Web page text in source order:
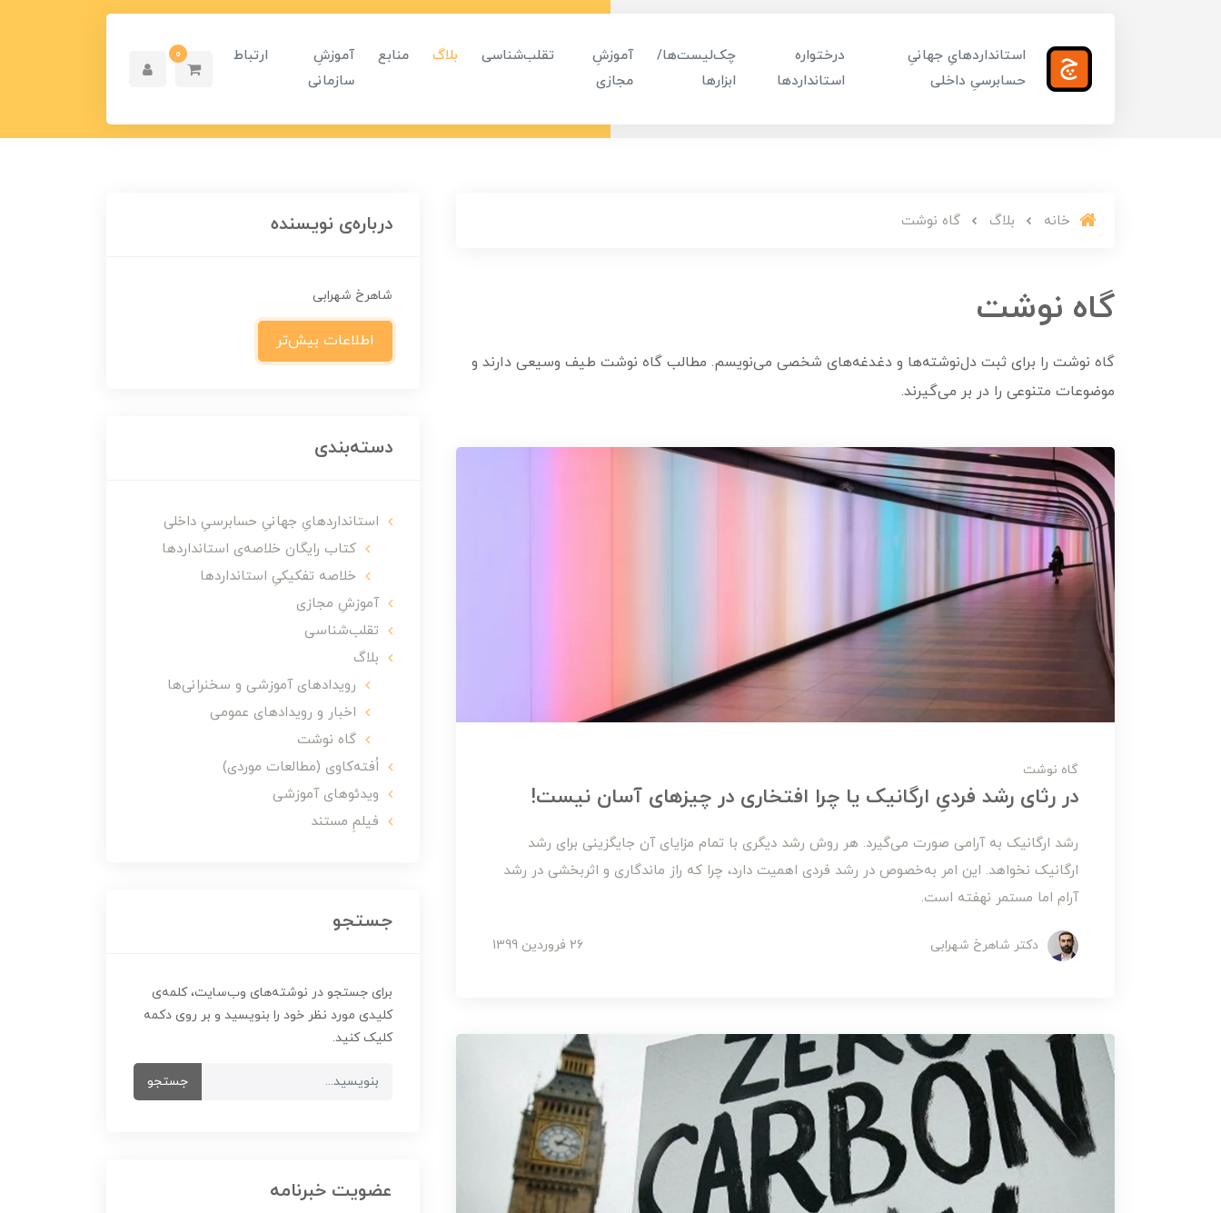
استانداردهایِ جهانیِ
حسابرسیِ داخلی
درختواره
استانداردها
چک‌لیست‌ها/
ابزارها
آموزشِ
مجازی
تقلب‌شناسی بلاگ منابع
آموزشِ
سازمانی
ارتباط 0
خانه بلاگ گاه نوشت
گاه نوشت
گاه نوشت را برای ثبت دل‌نوشته‌ها و دغدغه‌های شخصی‌ می‌نویسم. مطالب گاه نوشت طیف وسیعی دارند و
موضوعات متنوعی را در بر می‌گیرند.
گاه نوشت
در رثای رشد فردیِ ارگانیک یا چرا افتخاری در چیزهای آسان نیست!
رشد ارگانیک به آرامی صورت می‌گیرد. هر روش رشد دیگری با تمام مزایای آن جایگزینی برای رشد
ارگانیک نخواهد. این امر به‌خصوص در رشد فردی اهمیت دارد، چرا که راز ماندگاری و اثربخشی در رشد
آرام اما مستمر نهفته است.
دکتر شاهرخ شهرابی 26 فروردین 1399
درباره‌ی نویسنده
شاهرخ شهرابی
اطلاعات بیش‌تر
دسته‌بندی
استانداردهایِ جهانیِ حسابرسیِ داخلی
کتاب رایگان خلاصه‌ی استانداردها
خلاصه تفکیکیِ استانداردها
آموزشِ مجازی
تقلب‌شناسی
بلاگ
رویدادهای آموزشی و سخنرانی‌ها
اخبار و رویدادهای عمومی
گاه نوشت
اُفته‌کاوی (مطالعات موردی)
ویدئوهای آموزشی
فیلمِ مستند
جستجو
برای جستجو در نوشته‌های وب‌سایت، کلمه‌ی
کلیدی مورد نظر خود را بنویسید و بر روی دکمه
کلیک کنید.
جستجو
عضویت خبرنامه